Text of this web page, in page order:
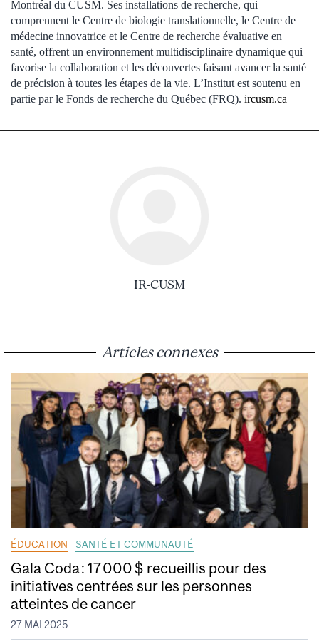
Montréal du CUSM. Ses installations de recherche, qui
comprennent le Centre de biologie translationnelle, le Centre de
médecine innovatrice et le Centre de recherche évaluative en
santé, offrent un environnement multidisciplinaire dynamique qui
favorise la collaboration et les découvertes faisant avancer la santé
de précision à toutes les étapes de la vie. L’Institut est soutenu en
partie par le Fonds de recherche du Québec (FRQ). ircusm.ca
IR-CUSM
Articles connexes
ÉDUCATION SANTÉ ET COMMUNAUTÉ
Gala Coda : 17 000 $ recueillis pour des
initiatives centrées sur les personnes
atteintes de cancer
27 MAI 2025